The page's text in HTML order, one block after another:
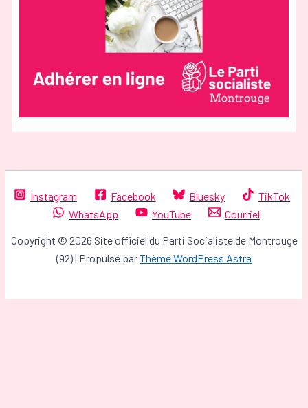
Instagram Facebook Bluesky
TikTok
WhatsApp
YouTube Courriel
Copyright © 2026 Site officiel du Parti Socialiste de Montrouge
(92) | Propulsé parThème WordPress Astra